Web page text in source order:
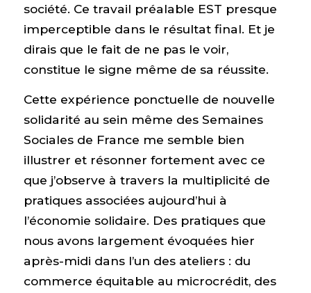
société. Ce travail préalable EST presque
imperceptible dans le résultat final. Et je
dirais que le fait de ne pas le voir,
constitue le signe même de sa réussite.
Cette expérience ponctuelle de nouvelle
solidarité au sein même des Semaines
Sociales de France me semble bien
illustrer et résonner fortement avec ce
que j’observe à travers la multiplicité de
pratiques associées aujourd’hui à
l’économie solidaire. Des pratiques que
nous avons largement évoquées hier
après-midi dans l’un des ateliers : du
commerce équitable au microcrédit, des